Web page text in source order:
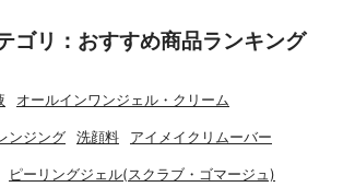
ゴリ：おすすめ商品ランキング
オールインワンジェル・クリーム
ンジング 洗顔料 アイメイクリムーバー
ピーリングジェル(スクラブ・ゴマージュ)